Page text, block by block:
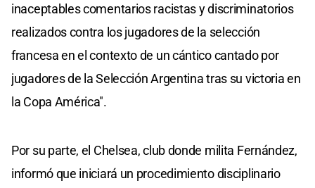
inaceptables comentarios racistas y discriminatorios
realizados contra los jugadores de la selección
francesa en el contexto de un cántico cantado por
jugadores de la Selección Argentina tras su victoria en
la Copa América".
Por su parte, el Chelsea, club donde milita Fernández,
informó que iniciará un procedimiento disciplinario